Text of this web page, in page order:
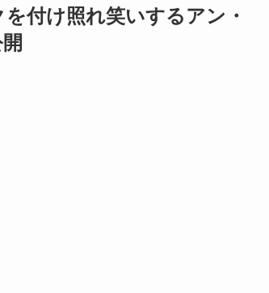
付け照れ笑いするアン・